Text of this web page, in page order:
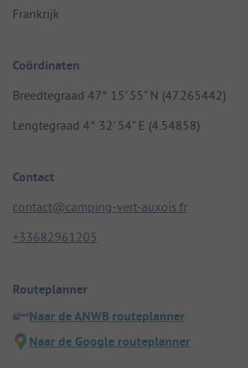
Frankrijk
Coördinaten
Breedtegraad 47° 15' 55" N (47.265442)
Lengtegraad 4° 32' 54" E (4.54858)
Contact
contact@camping-vert-auxois.fr
+33682961205
Routeplanner
Naar de ANWB routeplanner
Naar de Google routeplanner